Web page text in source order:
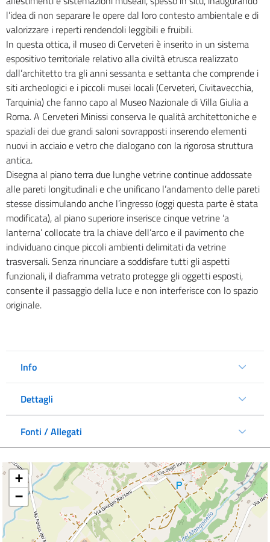
l’idea di non separare le opere dal loro contesto ambientale e di
valorizzare i reperti rendendoli leggibili e fruibili.
In questa ottica, il museo di Cerveteri è inserito in un sistema
espositivo territoriale relativo alla civiltà etrusca realizzato
dall’architetto tra gli anni sessanta e settanta che comprende i
siti archeologici e i piccoli musei locali (Cerveteri, Civitavecchia,
Tarquinia) che fanno capo al Museo Nazionale di Villa Giulia a
Roma. A Cerveteri Minissi conserva le qualità architettoniche e
spaziali dei due grandi saloni sovrapposti inserendo elementi
nuovi in acciaio e vetro che dialogano con la rigorosa struttura
antica.
Disegna al piano terra due lunghe vetrine continue addossate
alle pareti longitudinali e che unificano l’andamento delle pareti
stesse dissimulando anche l’ingresso (oggi questa parte è stata
modificata), al piano superiore inserisce cinque vetrine ‘a
lanterna’ collocate tra la chiave dell’arco e il pavimento che
individuano cinque piccoli ambienti delimitati da vetrine
trasversali. Senza rinunciare a soddisfare tutti gli aspetti
funzionali, il diaframma vetrato protegge gli oggetti esposti,
consente il passaggio della luce e non interferisce con lo spazio
originale.
Info
Dettagli
Fonti / Allegati
+
−